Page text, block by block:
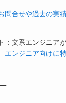
問合せや過去の実
：文系エンジニア
エンジニア向けに